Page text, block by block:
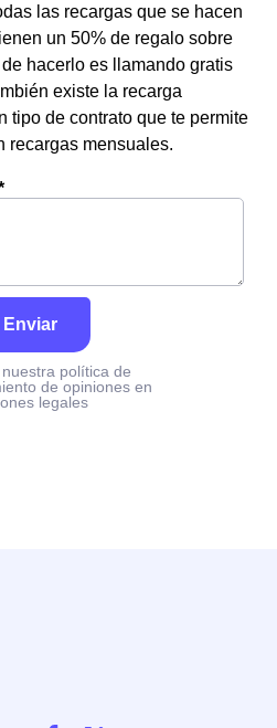
las recargas que se hacen
un 50% de regalo sobre
hacerlo es llamando gratis
existe la recarga
tipo de contrato que te permite
recargas mensuales.
Enviar
política de
de opiniones en
legales